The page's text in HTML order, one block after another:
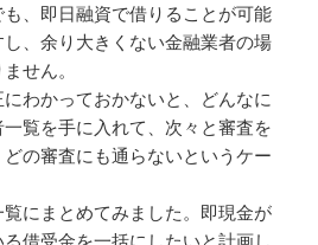
、即日融資で借りることが可能
、余り大きくない金融業者の場
せん。
わかっておかないと、どんなに
覧を手に入れて、次々と審査を
の審査にも通らないというケー
にまとめてみました。即現金が